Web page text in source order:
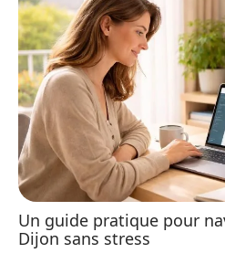
Un guide pratique pour
Dijon sans stress